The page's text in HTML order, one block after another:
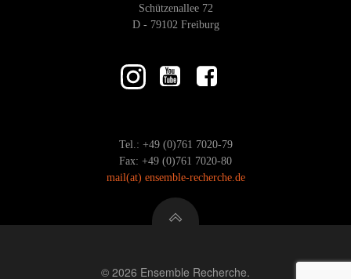
Schützenallee 72
D - 79102 Freiburg
Tel.: +49 (0)761 7020-79
Fax: +49 (0)761 7020-80
mail(at) ensemble-recherche.de
© 2026 Ensemble Recherche.